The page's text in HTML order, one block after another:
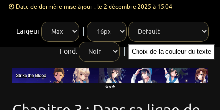
Date de dernière mise à jour : le 2 décembre 2025 à 15:04
Largeur
Fond: Choix de la couleur du texte
***